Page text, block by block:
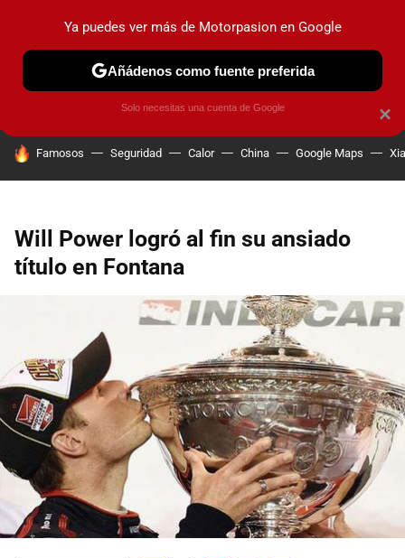
PRUEBAS COCHES ELÉCTRICOS OBSERVATORIO
HOY SE HABLA DE
Famosos Seguridad Calor China Google Maps
Will Power logró al fin su ansiado
título en Fontana
×
Ya puedes ver más de Motorpasion en Google
Añádenos como fuente preferida
Solo necesitas una cuenta de Google